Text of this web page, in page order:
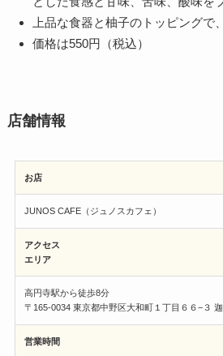
上品な食器と柚子のトッピングで
価格は550円（税込）
店舗情報
お店
JUNOS CAFE（ジュノスカフェ）
アクセス
エリア
高円寺駅から徒歩8分
〒165-0034 東京都中野区大和町１丁目６６−３
営業時間